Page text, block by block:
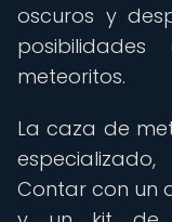
oscuros y
meteoritos.
La caza de
Contar con un